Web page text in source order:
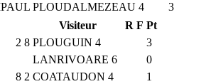
PLOUDALMEZEAU 4
3
Visiteur R F Pt
2 8 PLOUGUIN 4
3
LANRIVOARE 6
0
8 2 COATAUDON 4
1